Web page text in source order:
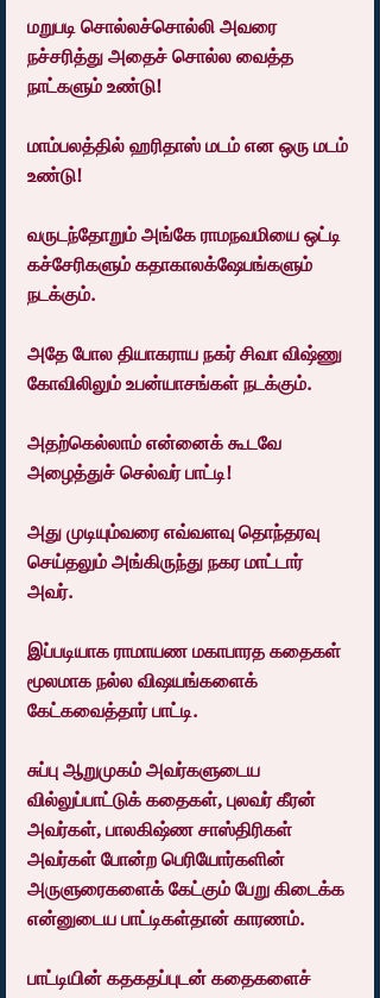
மறுபடி சொல்லச்சொல்லி அவரை
நச்சரித்து அதைச் சொல்ல வைத்த
நாட்களும் உண்டு!
மாம்பலத்தில் ஹரிதாஸ் மடம் என ஒரு மடம்
உண்டு!
வருடந்தோறும் அங்கே ராமநவமியை ஒட்டி
கச்சேரிகளும் கதாகாலக்ஷேபங்களும்
நடக்கும்.
அதே போல தியாகராய நகர் சிவா விஷ்ணு
கோவிலிலும் உபன்யாசங்கள் நடக்கும்.
அதற்கெல்லாம் என்னைக் கூடவே
அழைத்துச் செல்வர் பாட்டி!
அது முடியும்வரை எவ்வளவு தொந்தரவு
செய்தலும் அங்கிருந்து நகர மாட்டார்
அவர்.
இப்படியாக ராமாயண மகாபாரத கதைகள்
மூலமாக நல்ல விஷயங்களைக்
கேட்கவைத்தார் பாட்டி.
சுப்பு ஆறுமுகம் அவர்களுடைய
வில்லுப்பாட்டுக் கதைகள், புலவர் கீரன்
அவர்கள், பாலகிஷ்ண சாஸ்திரிகள்
அவர்கள் போன்ற பெரியோர்களின்
அருளுரைகளைக் கேட்கும் பேறு கிடைக்க
என்னுடைய பாட்டிகள்தான் காரணம்.
பாட்டியின் கதகதப்புடன் கதைகளைச்